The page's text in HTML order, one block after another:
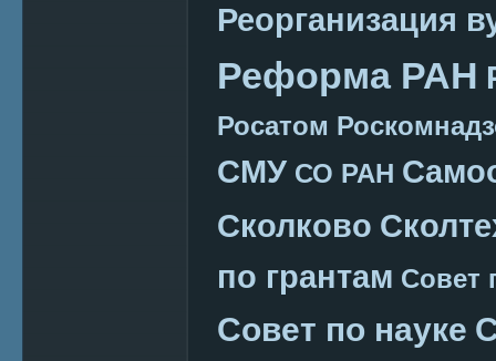
Реорганизация
Реформа РАН
Росатом
СМУ СО РАН
Сколково
по грантам Совет
Совет по науке